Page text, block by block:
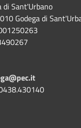
di Sant'Urbano
Godega di